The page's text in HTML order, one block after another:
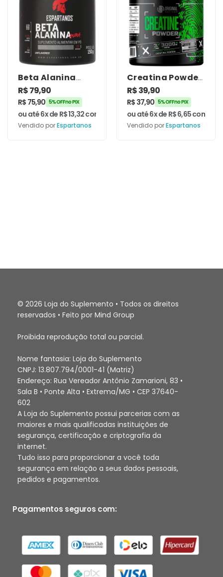
Beta Alanina
100% Pura 150g –
Espartanos
R$79,90
R$ 75,90 5% OFF no PIX
ou até 6x de R$13,32com juros
Vendido porEspartanos
Creatina Powder
100g – Original
Nutrition
R$39,90
R$ 37,90 5% OFF no PIX
ou até 6x de R$6,65com
Vendido porEspartanos
© 2026 Loja do Suplemento • Todos os direitos
reservados • Feito por Mind Group
Proibida reprodução total ou parcial.
Nome fantasia: Loja do Suplemento
CNPJ: 13.807.794/0001-41 (Matriz)
Endereço: Rua Vereador Antônio Zamarioni, 83 •
Sala B • Ponte Alta • Extrema/MG • CEP 37640-
602
A Loja do Suplemento possui parcerias com as
maiores e mais qualificadas instituições de
segurança, certificação e criptografia da
internet.
Tudo isso para proporcionar a você toda
segurança em relação a seus dados pessoais,
pedidos e pagamentos.
Pagamentos seguros com: